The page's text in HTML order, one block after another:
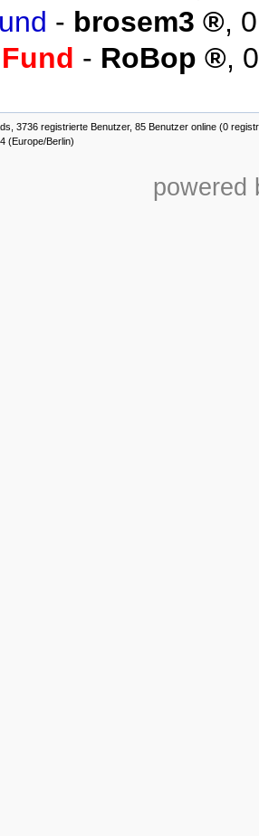
- brosem3 ,
- RoBop ,
3736 registrierte Benutzer, 85 Benutzer online (0
(Europe/Berlin)
powered